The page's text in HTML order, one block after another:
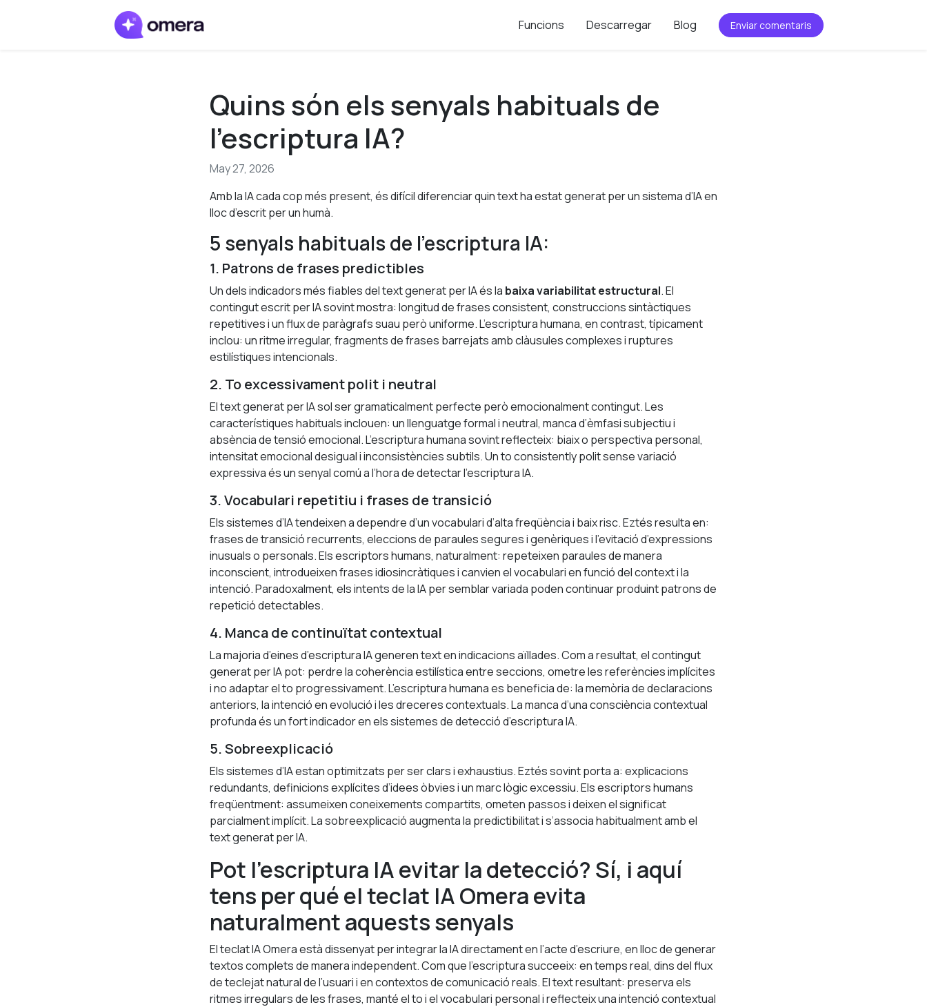
Funcions Descarregar Blog Enviar comentaris
Quins són els senyals habituals de
l'escriptura IA?
May 27, 2026
Amb la IA cada cop més present, és difícil diferenciar quin text ha estat generat per un sistema d’IA en
lloc d’escrit per un humà.
5 senyals habituals de l’escriptura IA:
1. Patrons de frases predictibles
Un dels indicadors més fiables del text generat per IA és la baixa variabilitat estructural. El
contingut escrit per IA sovint mostra: longitud de frases consistent, construccions sintàctiques
repetitives i un flux de paràgrafs suau però uniforme. L’escriptura humana, en contrast, típicament
inclou: un ritme irregular, fragments de frases barrejats amb clàusules complexes i ruptures
estilístiques intencionals.
2. To excessivament polit i neutral
El text generat per IA sol ser gramaticalment perfecte però emocionalment contingut. Les
característiques habituals inclouen: un llenguatge formal i neutral, manca d’èmfasi subjectiu i
absència de tensió emocional. L’escriptura humana sovint reflecteix: biaix o perspectiva personal,
intensitat emocional desigual i inconsistències subtils. Un to consistently polit sense variació
expressiva és un senyal comú a l’hora de detectar l’escriptura IA.
3. Vocabulari repetitiu i frases de transició
Els sistemes d’IA tendeixen a dependre d’un vocabulari d’alta freqüència i baix risc. Eztés resulta en:
frases de transició recurrents, eleccions de paraules segures i genèriques i l’evitació d’expressions
inusuals o personals. Els escriptors humans, naturalment: repeteixen paraules de manera
inconscient, introdueixen frases idiosincràtiques i canvien el vocabulari en funció del context i la
intenció. Paradoxalment, els intents de la IA per semblar variada poden continuar produint patrons de
repetició detectables.
4. Manca de continuïtat contextual
La majoria d’eines d’escriptura IA generen text en indicacions aïllades. Com a resultat, el contingut
generat per IA pot: perdre la coherència estilística entre seccions, ometre les referències implícites
i no adaptar el to progressivament. L’escriptura humana es beneficia de: la memòria de declaracions
anteriors, la intenció en evolució i les dreceres contextuals. La manca d’una consciència contextual
profunda és un fort indicador en els sistemes de detecció d’escriptura IA.
5. Sobreexplicació
Els sistemes d’IA estan optimitzats per ser clars i exhaustius. Eztés sovint porta a: explicacions
redundants, definicions explícites d’idees òbvies i un marc lògic excessiu. Els escriptors humans
freqüentment: assumeixen coneixements compartits, ometen passos i deixen el significat
parcialment implícit. La sobreexplicació augmenta la predictibilitat i s’associa habitualment amb el
text generat per IA.
Pot l’escriptura IA evitar la detecció? Sí, i aquí
tens per qué el teclat IA Omera evita
naturalment aquests senyals
El teclat IA Omera està dissenyat per integrar la IA directament en l’acte d’escriure, en lloc de generar
textos complets de manera independent. Com que l’escriptura succeeix: en temps real, dins del flux
de teclejat natural de l’usuari i en contextos de comunicació reals. El text resultant: preserva els
ritmes irregulars de les frases, manté el to i el vocabulari personal i reflecteix una intenció contextual